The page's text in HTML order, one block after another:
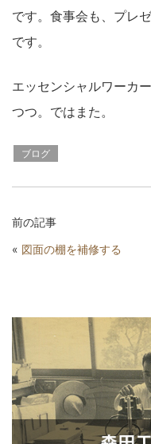
です。食事会も、プレ
です。
エッセンシャルワーカ
つつ。ではまた。
ブログ
前の記事
« 図面の棚を補修する